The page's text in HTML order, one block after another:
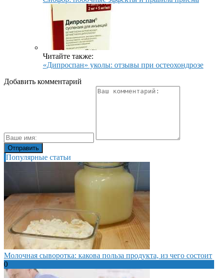
Читайте также:
«Дипроспан» уколы: отзывы при остеохондрозе
Добавить комментарий
Популярные статьи
Молочная сыворотка: какова польза продукта, из чего состоит
0